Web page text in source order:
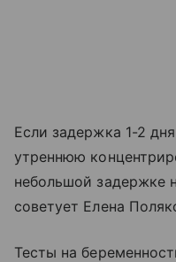
Если задержка 1-2
утреннюю
небольшой задержке
советует Елена
Тесты на